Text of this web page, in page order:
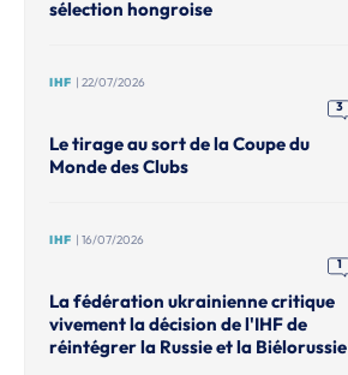
sélection hongroise
IHF | 22/07/2026
3
Le tirage au sort de la Coupe du
Monde des Clubs
IHF | 16/07/2026
1
La fédération ukrainienne critique
vivement la décision de l'IHF de
réintégrer la Russie et la Biélorussie